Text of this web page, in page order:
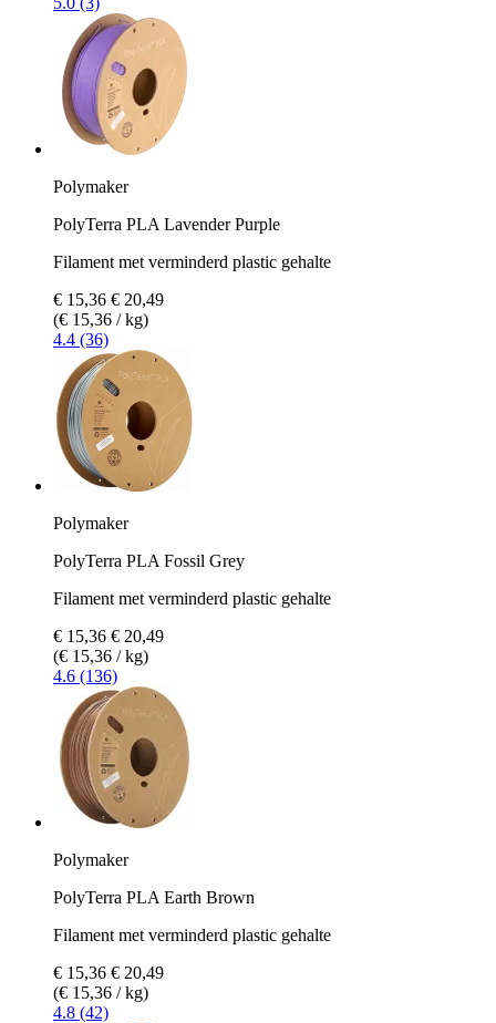
Polymaker
PolyTerra PLA Lavender Purple
Filament met verminderd plastic gehalte
€ 15,36 € 20,49
(€ 15,36 / kg)
4.4 (36)
Polymaker
PolyTerra PLA Fossil Grey
Filament met verminderd plastic gehalte
€ 15,36 € 20,49
(€ 15,36 / kg)
4.6 (136)
Polymaker
PolyTerra PLA Earth Brown
Filament met verminderd plastic gehalte
€ 15,36 € 20,49
(€ 15,36 / kg)
4.8 (42)